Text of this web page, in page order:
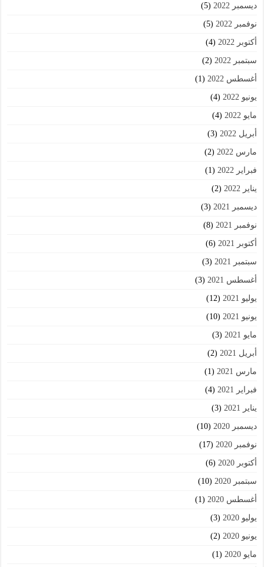
ديسمبر 2022 (5)
نوفمبر 2022 (5)
أكتوبر 2022 (4)
سبتمبر 2022 (2)
أغسطس 2022 (1)
يونيو 2022 (4)
مايو 2022 (4)
أبريل 2022 (3)
مارس 2022 (2)
فبراير 2022 (1)
يناير 2022 (2)
ديسمبر 2021 (3)
نوفمبر 2021 (8)
أكتوبر 2021 (6)
سبتمبر 2021 (3)
أغسطس 2021 (3)
يوليو 2021 (12)
يونيو 2021 (10)
مايو 2021 (3)
أبريل 2021 (2)
مارس 2021 (1)
فبراير 2021 (4)
يناير 2021 (3)
ديسمبر 2020 (10)
نوفمبر 2020 (17)
أكتوبر 2020 (6)
سبتمبر 2020 (10)
أغسطس 2020 (1)
يوليو 2020 (3)
يونيو 2020 (2)
مايو 2020 (1)